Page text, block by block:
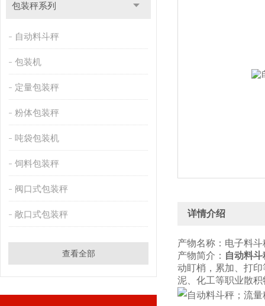
包装秤系列
自动料斗秤
包装机
定量包装秤
粉体包装秤
吨袋包装机
饲料包装秤
阀口式包装秤
敞口式包装秤
查看全部
详情介绍
产物名称：电子料斗
产物简介： 自动料
动盯梢，累加、打
泥、化工等职业散